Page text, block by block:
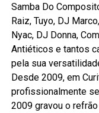
Samba Do
Raiz, Tuyo, DJ
Nyac, DJ Donna,
Antiéticos e tantos
pela sua
Desde 2009, em
profissionalmente
2009 gravou o